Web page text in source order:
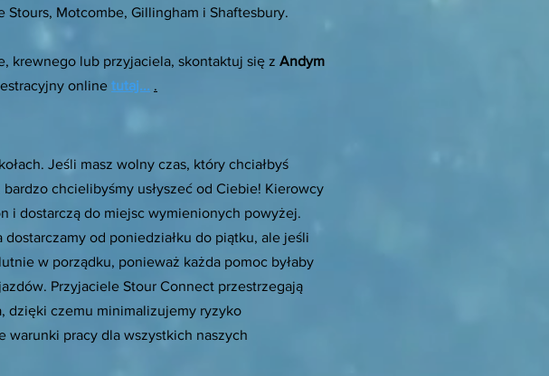
Motcombe, Gillingham i Shaftesbury.
krewnego lub przyjaciela, skontaktuj się z Andym
online tutaj... .
Jeśli masz wolny czas, który chciałbyś
chcielibyśmy usłyszeć od Ciebie! Kierowcy
i dostarczą do miejsc wymienionych powyżej.
dostarczamy od poniedziałku do piątku, ale jeśli
w porządku, ponieważ każda pomoc byłaby
Przyjaciele Stour Connect przestrzegają
dzięki czemu minimalizujemy ryzyko
warunki pracy dla wszystkich naszych